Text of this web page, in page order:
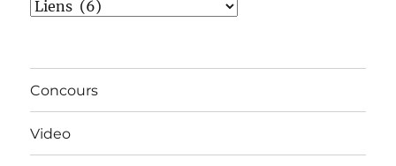
Catégories
Concours
Video